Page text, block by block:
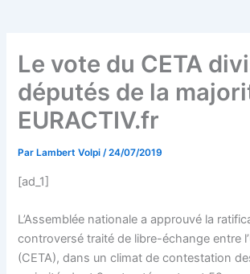
Le vote du CETA
députés de la
EURACTIV.fr
Par Lambert Volpi/24/07/2019
[ad_1]
L’Assemblée nationale a approuvé la
controversé traité de libre-échange entre
(CETA), dans un climat de contestation